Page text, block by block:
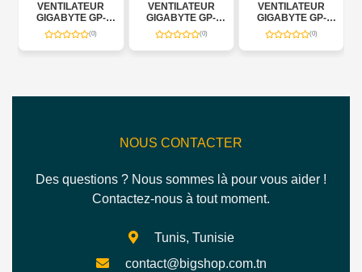
VENTILATEUR
GIGABYTE GP-
AORUS
WATERFORCE X II
360
(0)
VENTILATEUR
GIGABYTE GP-
AORUS
WATERFORCE II
3601
(0)
VENTILATEUR
GIGABYTE GP-
AORUS AORUS
WATERFORCE II
240
(0)
NOUS CONTACTER
Des questions ? Nous sommes là pour vous aider !
Contactez-nous à tout moment.
Tunis, Tunisie
contact@bigshop.com.tn